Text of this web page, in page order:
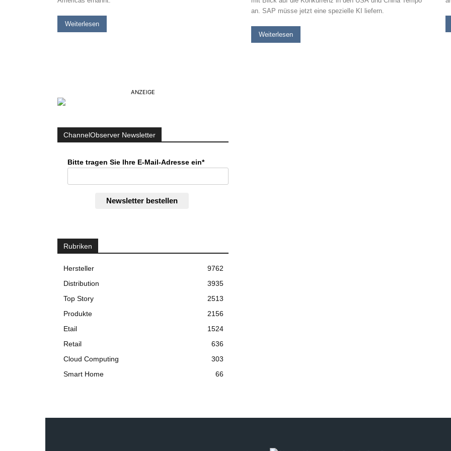
Weiterlesen
an. SAP müsse jetzt eine spezielle KI liefern.
Weiterlesen
ANZEIGE
ChannelObserver Newsletter
Bitte tragen Sie Ihre E-Mail-Adresse ein*
Newsletter bestellen
Rubriken
Hersteller
9762
Distribution
3935
Top Story
2513
Produkte
2156
Etail
1524
Retail
636
Cloud Computing
303
Smart Home
66